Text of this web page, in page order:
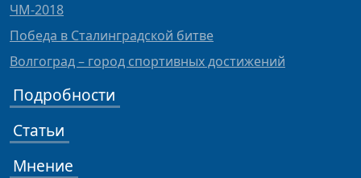
ЧМ-2018
Победа в Сталинградской битве
Волгоград – город спортивных достижений
Подробности
Статьи
Мнение